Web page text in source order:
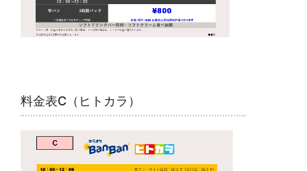
料金表C（ヒトカラ）